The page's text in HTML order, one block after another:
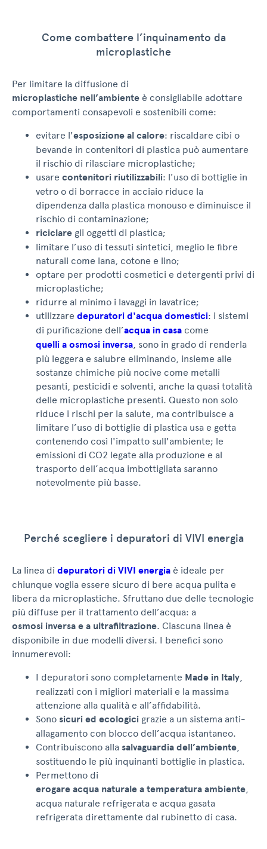
Come combattere l’inquinamento da
microplastiche
Per limitare la diffusione di
microplastiche nell’ambiente è consigliabile adottare
comportamenti consapevoli e sostenibili come:
evitare l'esposizione al calore: riscaldare cibi o
bevande in contenitori di plastica può aumentare
il rischio di rilasciare microplastiche;
usare contenitori riutilizzabili: l'uso di bottiglie in
vetro o di borracce in acciaio riduce la
dipendenza dalla plastica monouso e diminuisce il
rischio di contaminazione;
riciclare gli oggetti di plastica;
limitare l’uso di tessuti sintetici, meglio le fibre
naturali come lana, cotone e lino;
optare per prodotti cosmetici e detergenti privi di
microplastiche;
ridurre al minimo i lavaggi in lavatrice;
utilizzare depuratori d'acqua domestici: i sistemi
di purificazione dell’acqua in casa come
quelli a osmosi inversa, sono in grado di renderla
più leggera e salubre eliminando, insieme alle
sostanze chimiche più nocive come metalli
pesanti, pesticidi e solventi, anche la quasi totalità
delle microplastiche presenti. Questo non solo
riduce i rischi per la salute, ma contribuisce a
limitare l’uso di bottiglie di plastica usa e getta
contenendo così l'impatto sull'ambiente; le
emissioni di CO2 legate alla produzione e al
trasporto dell’acqua imbottigliata saranno
notevolmente più basse.
Perché scegliere i depuratori di VIVI energia
La linea di depuratori di VIVI energia è ideale per
chiunque voglia essere sicuro di bere acqua pulita e
libera da microplastiche. Sfruttano due delle tecnologie
più diffuse per il trattamento dell’acqua: a
osmosi inversa e a ultrafiltrazione. Ciascuna linea è
disponibile in due modelli diversi. I benefici sono
innumerevoli:
I depuratori sono completamente Made in Italy,
realizzati con i migliori materiali e la massima
attenzione alla qualità e all’affidabilità.
Sono sicuri ed ecologici grazie a un sistema anti-
allagamento con blocco dell’acqua istantaneo.
Contribuiscono alla salvaguardia dell’ambiente,
sostituendo le più inquinanti bottiglie in plastica.
Permettono di
erogare acqua naturale a temperatura ambiente,
acqua naturale refrigerata e acqua gasata
refrigerata direttamente dal rubinetto di casa.